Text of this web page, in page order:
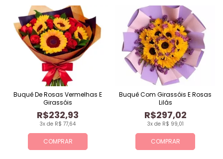
COMPRAR
3x de R$ 77,64
R$232,93
Buquê De Rosas Vermelhas E
Girassóis
COMPRAR
3x de R$ 99,01
R$297,02
Buquê Com Girassóis E Rosas
Lilás